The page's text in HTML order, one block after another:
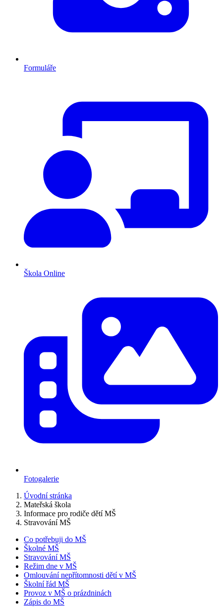
Formuláře
Škola Online
Fotogalerie
Úvodní stránka
Mateřská škola
Informace pro rodiče dětí MŠ
Stravování MŠ
Co potřebuji do MŠ
Školné MŠ
Stravování MŠ
Režim dne v MŠ
Omlouvání nepřítomnosti dětí v MŠ
Školní řád MŠ
Provoz v MŠ o prázdninách
Zápis do MŠ